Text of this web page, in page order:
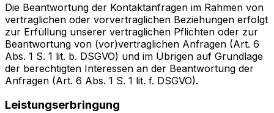
Die Beantwortung der Kontaktanfragen im Rahmen von
vertraglichen oder vorvertraglichen Beziehungen erfolgt
zur Erfüllung unserer vertraglichen Pflichten oder zur
Beantwortung von (vor)vertraglichen Anfragen (Art. 6
Abs. 1 S. 1 lit. b. DSGVO) und im Übrigen auf Grundlage
der berechtigten Interessen an der Beantwortung der
Anfragen (Art. 6 Abs. 1 S. 1 lit. f. DSGVO).
Leistungserbringung